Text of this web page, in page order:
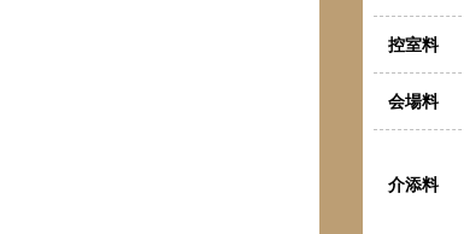
控室料
会場料
介添料